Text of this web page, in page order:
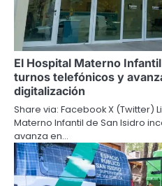
El Hospital Materno
turnos telefónicos y
digitalización
Share via: Facebook X (Twitter)
Materno Infantil de San Isidro
avanza en…